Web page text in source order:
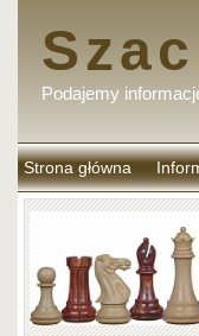
Podajemy
Strona główna